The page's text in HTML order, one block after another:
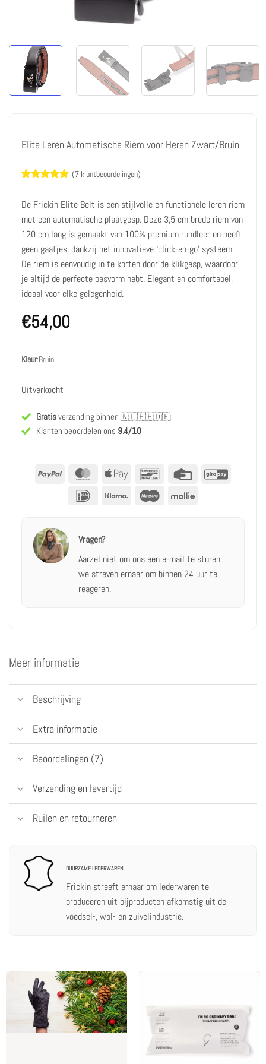
Elite Leren Automatische Riem voor Heren Zwart/Bruin
gebaseerd
op
klantbeoordelingen
(7klantbeoordelingen)
De Frickin Elite Belt is een stijlvolle en functionele leren riem
met een automatische plaatgesp. Deze 3,5 cm brede riem van
120 cm lang is gemaakt van 100% premium rundleer en heeft
geen gaatjes, dankzij het innovatieve ‘click-en-go’ systeem.
De riem is eenvoudig in te korten door de klikgesp, waardoor
je altijd de perfecte pasvorm hebt. Elegant en comfortabel,
ideaal voor elke gelegenheid.
€54,00
Kleur:Bruin
Uitverkocht
Gratisverzending binnen 🇳🇱🇧🇪🇩🇪
Klanten beoordelen ons 9.4/10
PayPal MasterCardApple
betalen
Bancontact CreditcardGiroPay
IDeal
Klarna Maestro Mollie
Vragen?
Aarzel niet om onseen e-mail te sturen,
we streven ernaar om binnen 24 uur te
reageren.
Meer informatie
Beschrijving
Extra informatie
Beoordelingen (7)
Verzending en levertijd
Ruilen en retourneren
DUURZAME LEDERWAREN
Frickin streeft ernaar om lederwaren te
produceren uit bijproducten afkomstig uit de
voedsel-, wol- en zuivelindustrie.